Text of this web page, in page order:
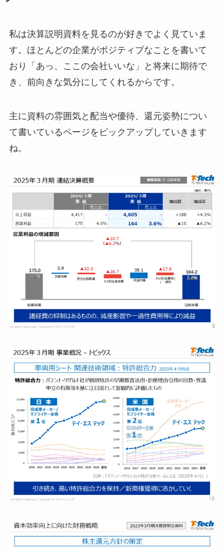
私は決算説明資料を見るのが好きでよく見ていま
す。ほとんどの企業がポジティブなことを書いて
おり「あっ、ここの会社いいな」と将来に期待で
き、前向きな気分にしてくれるからです。
主に資料の雰囲気と配当や優待、還元姿勢につい
て書いているページをピックアップしていきます
ね。